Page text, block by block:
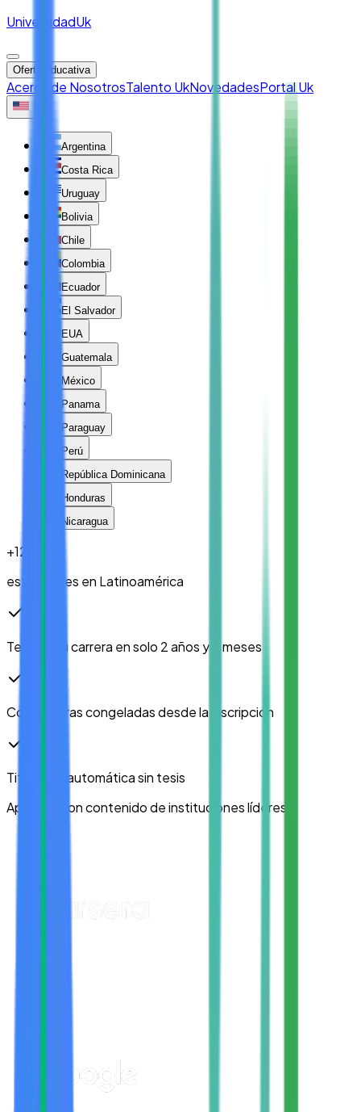
UniversidadUk
Oferta educativa
Acerca de NosotrosTalento UkNovedadesPortal Uk
Argentina
Costa Rica
Uruguay
Bolivia
Chile
Colombia
Ecuador
El Salvador
EUA
Guatemala
México
Panama
Paraguay
Perú
República Dominicana
Honduras
Nicaragua
+12
estudiantes en Latinoamérica
Termina tu carrera en solo 2 años y 8 meses
Colegiaturas congeladasdesde la inscripción
Titulación automáticasin tesis
Aprende con contenido de instituciones líderes